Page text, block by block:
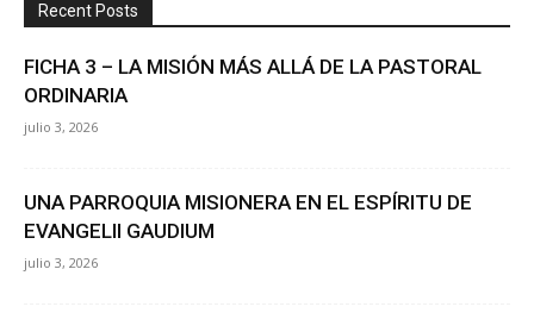
Recent Posts
FICHA 3 – LA MISIÓN MÁS ALLÁ DE LA PASTORAL
ORDINARIA
julio 3, 2026
UNA PARROQUIA MISIONERA EN EL ESPÍRITU DE
EVANGELII GAUDIUM
julio 3, 2026